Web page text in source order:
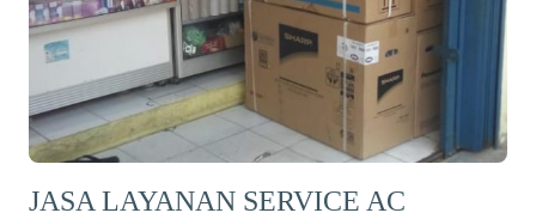
JASA LAYANAN SERVICE AC